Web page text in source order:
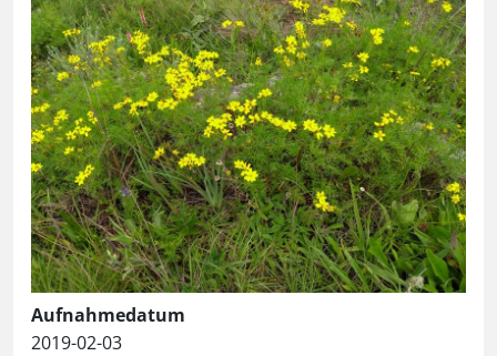
Aufnahmedatum
2019-02-03